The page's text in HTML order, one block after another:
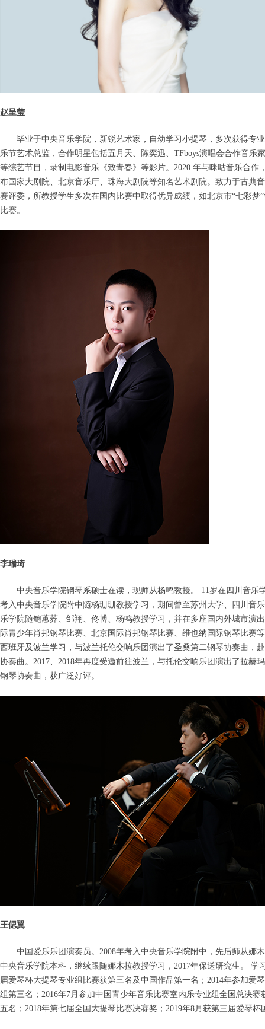
赵呈莹
毕业于中央音乐学院，新锐艺术家，自幼学习小提琴，多次获得专
乐节艺术总监，合作明星包括五月天、陈奕迅、TFboys演唱会合作音乐
等综艺节目，录制电影音乐《致青春》等影片。2020 年与咪咕音乐合作
布国家大剧院、北京音乐厅、珠海大剧院等知名艺术剧院。致力于古典
赛评委，所教授学生多次在国内比赛中取得优异成绩，如北京市“七彩梦
比赛。
李瑞琦
中央音乐学院钢琴系硕士在读，现师从杨鸣教授。 11岁在四川音乐
考入中央音乐学院附中随杨珊珊教授学习，期间曾至苏州大学、四川音
乐学院随鲍蕙荞、邹翔、佟博、杨鸣教授学习，并在多座国内外城市演
际青少年肖邦钢琴比赛、北京国际肖邦钢琴比赛、维也纳国际钢琴比赛
西班牙及波兰学习，与波兰托伦交响乐团演出了圣桑第二钢琴协奏曲，
协奏曲。2017、2018年再度受邀前往波兰，与托伦交响乐团演出了拉赫
钢琴协奏曲，获广泛好评。
王偲翼
中国爱乐乐团演奏员。2008年考入中央音乐学院附中，先后师从娜
中央音乐学院本科，继续跟随娜木拉教授学习，2017年保送研究生。 学
届爱琴杯大提琴专业组比赛获第三名及中国作品第一名；2014年参加爱
组第三名；2016年7月参加中国青少年音乐比赛室内乐专业组全国总决
五名；2018年第七届全国大提琴比赛决赛奖；2019年8月获第三届爱琴